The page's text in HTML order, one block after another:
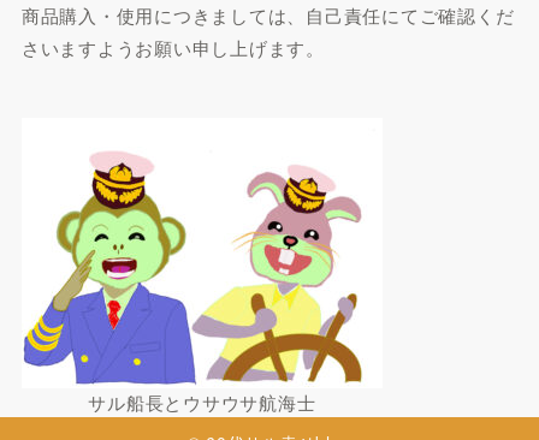
商品購入・使用につきましては、自己責任にてご確認くだ
さいますようお願い申し上げます。
サル船長とウサウサ航海士